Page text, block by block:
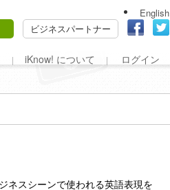
English
ビジネスパートナー
iKnow! について ログイン
ネスシーンで使われる英語表現を